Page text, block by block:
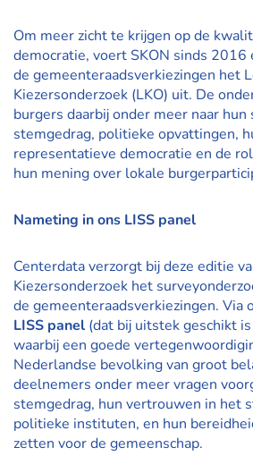
Om meer zicht te krijgen op de
democratie, voert SKON sinds 2016
de gemeenteraadsverkiezingen het
Kiezersonderzoek (LKO) uit. De
burgers daarbij onder meer naar
stemgedrag, politieke opvattingen,
representatieve democratie en de
hun mening over lokale
Nameting in ons LISS panel
Centerdata verzorgt bij deze editie
Kiezersonderzoek het
de gemeenteraadsverkiezingen. Via
LISS panel (dat bij uitstek geschikt
waarbij een goede
Nederlandse bevolking van groot
deelnemers onder meer vragen
stemgedrag, hun vertrouwen in het
politieke instituten, en hun
zetten voor de gemeenschap.